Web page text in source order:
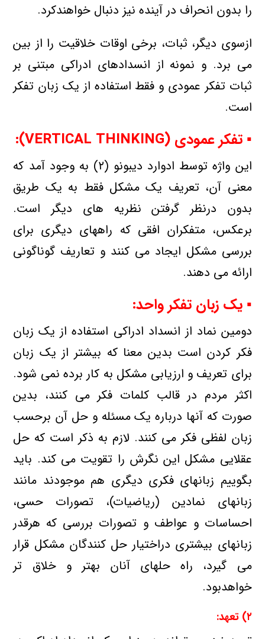
را بدون انحراف در آینده نیز دنبال خواهندكرد.
ازسوی دیگر، ثبات، برخی اوقات خلاقیت را از بین
می برد. و نمونه از انسدادهای ادراكی مبتنی بر
ثبات تفكر عمودی و فقط استفاده از یك زبان تفكر
است.
▪ تفكر عمودی (VERTICAL THINKING):
این واژه توسط ادوارد دیبونو (۲) به وجود آمد كه
معنی آن، تعریف یك مشكل فقط به یك طریق
بدون درنظر گرفتن نظریه های دیگر است.
برعكس، متفكران افقی كه راههای دیگری برای
بررسی مشكل ایجاد می كنند و تعاریف گوناگونی
ارائه می دهند.
▪ یك زبان تفكر واحد:
دومین نماد از انسداد ادراكی استفاده از یك زبان
فكر كردن است بدین معنا كه بیشتر از یك زبان
برای تعریف و ارزیابی مشكل به كار برده نمی شود.
اكثر مردم در قالب كلمات فكر می كنند، بدین
صورت كه آنها درباره یك مسئله و حل آن برحسب
زبان لفظی فكر می كنند. لازم به ذكر است كه حل
عقلایی مشكل این نگرش را تقویت می كند. باید
بگوییم زبانهای فكری دیگری هم موجودند مانند
زبانهای نمادین (ریاضیات)، تصورات حسی،
احساسات و عواطف و تصورات بررسی كه هرقدر
زبانهای بیشتری دراختیار حل كنندگان مشكل قرار
می گیرد، راه حلهای آنان بهتر و خلاق تر
خواهدبود.
۲) تعهد: